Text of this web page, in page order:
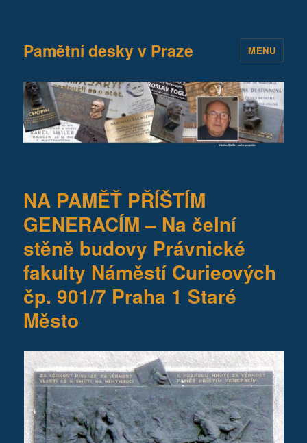
Pamětní desky v Praze MENU
NA PAMĚŤ PŘÍŠTÍM
GENERACÍM – Na čelní
stěně budovy Právnické
fakulty Náměstí Curieových
čp. 901/7 Praha 1 Staré
Město